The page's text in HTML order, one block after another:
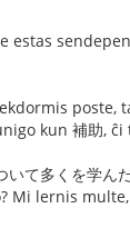
estas
poste,
kun 補助, ĉi
て多くを学んだ
Mi lernis